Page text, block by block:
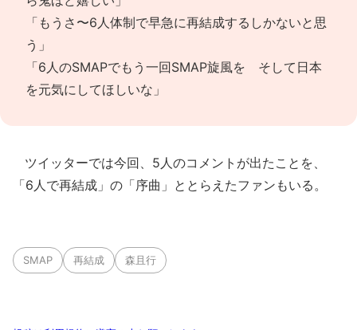
「もうさ〜6人体制で早急に再結成するしかないと思
う」
「6人のSMAPでもう一回SMAP旋風を そして日本
を元気にしてほしいな」
ツイッターでは今回、5人のコメントが出たことを、
「6人で再結成」の「序曲」ととらえたファンもいる。
SMAP 再結成 森且行